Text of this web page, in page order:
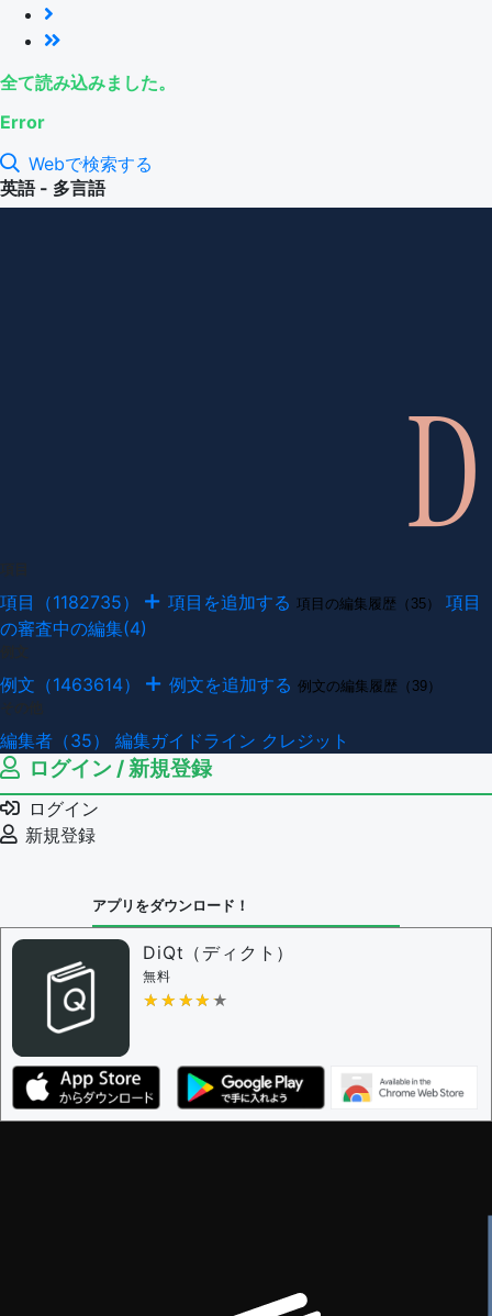
全て読み込みました。
Error
Webで検索する
英語 - 多言語
項目（1182735） 項目を追加する 項目の編集履歴（35）
項目
の審査中の編集(4)
例文（1463614） 例文を追加する 例文の編集履歴（39）
編集者（35） 編集ガイドライン クレジット
ログイン / 新規登録
ログイン
新規登録
アプリをダウンロード！
DiQt（ディクト）
無料
★★★★★
★★★★★